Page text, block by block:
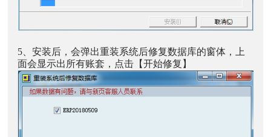
5、安装后，会弹出重装系统后修复数据库的窗体，上
面会显示出所有账套，点击【开始修复】